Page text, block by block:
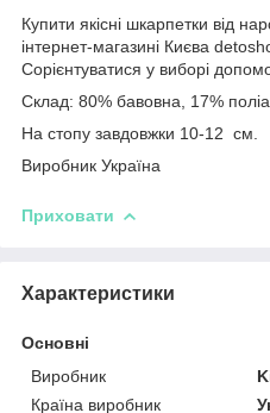
Купити якісні шкарпетки від
інтернет-магазині Києва
Сорієнтуватися у виборі
Склад: 80% бавовна, 17%
На стопу завдовжки 10-12 см.
Виробник Україна
Приховати
Характеристики
Основні
Виробник
Країна виробник